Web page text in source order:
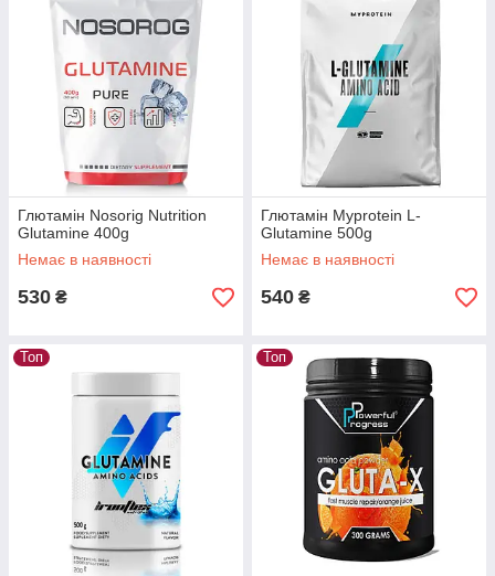
Глютамін Nosorig Nutrition
Glutamine 400g
Немає в наявності
530 ₴
Глютамін Myprotein L-
Glutamine 500g
Немає в наявності
540 ₴
Топ Топ